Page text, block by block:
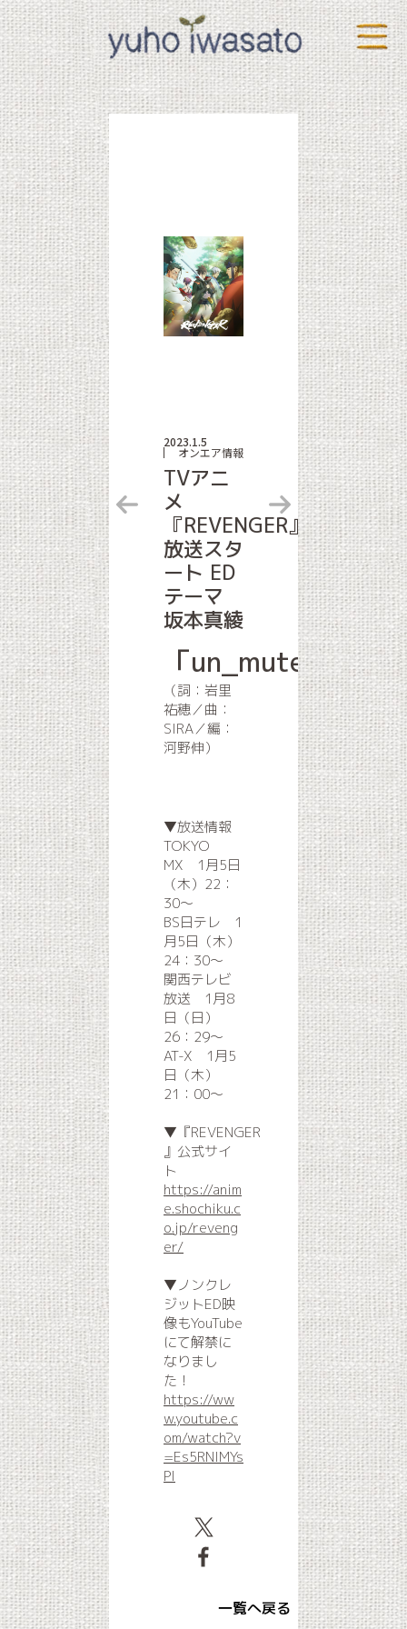
2023.1.5
オンエア情報
TVアニ
メ
『REVENGER』
放送スタ
ート ED
テーマ
坂本真綾
「un_mute」
（詞：岩里
祐穂／曲：
SIRA／編：
河野伸）
▼放送情報
TOKYO
MX 1月5日
（木）22：
30〜
BS日テレ 1
月5日（木）
24：30〜
関西テレビ
放送 1月8
日（日）
26：29〜
AT-X 1月5
日（木）
21：00〜
▼『REVENGER
』公式サイ
ト
https://anim
e.shochiku.c
o.jp/reveng
er/
▼ノンクレ
ジットED映
像もYouTube
にて解禁に
なりまし
た！
https://ww
w.youtube.c
om/watch?v
=Es5RNlMYs
PI
一覧へ戻る